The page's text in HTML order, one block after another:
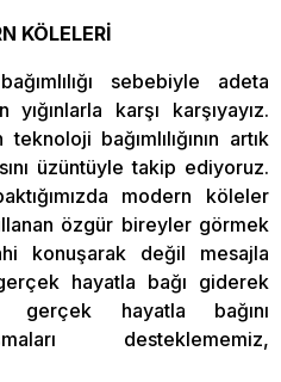
KÖLELERİ
sebebiyle adeta
karşı karşıyayız.
bağımlılığının artık
üzüntüyle takip ediyoruz.
modern köleler
özgür bireyler görmek
konuşarak değil mesajla
hayatla bağı giderek
gerçek hayatla bağını
desteklememiz,